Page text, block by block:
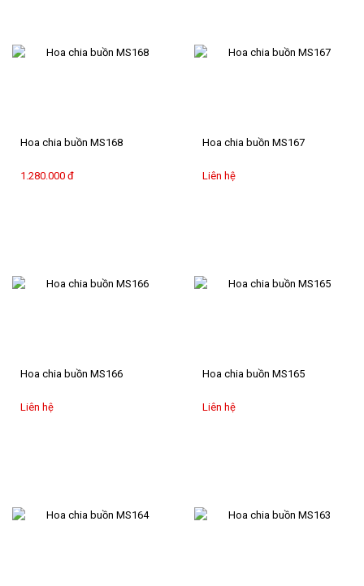
Hoa chia buồn MS168
1.280.000 đ
Hoa chia buồn MS167
Liên hệ
Hoa chia buồn MS166
Liên hệ
Hoa chia buồn MS165
Liên hệ